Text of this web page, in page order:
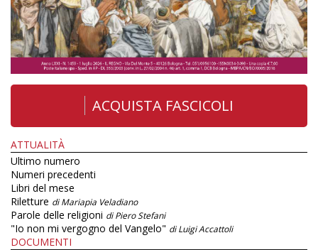
ACQUISTA FASCICOLI
ATTUALITÀ
Ultimo numero
Numeri precedenti
Libri del mese
Riletture di Mariapia Veladiano
Parole delle religioni di Piero Stefani
"Io non mi vergogno del Vangelo" di Luigi Accattoli
DOCUMENTI